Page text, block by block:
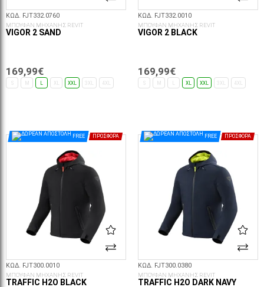
ΚΩΔ. FJT332.0760
ΜΠΟΥΦΑΝ ΜΗΧΑΝΗΣ REVIT
VIGOR 2 SAND
169,99€
S XL XXL 3XL 4XL
ΚΩΔ. FJT332.0010
ΜΠΟΥΦΑΝ ΜΗΧΑΝΗΣ REVIT
VIGOR 2 BLACK
169,99€
S XL XXL 3XL 4XL
FREE ΠΡΟΣΦΟΡΆ
ΚΩΔ. FJT300.0010
ΜΠΟΥΦΑΝ ΜΗΧΑΝΗΣ REVIT
TRAFFIC H2O BLACK
FREE ΠΡΟΣΦΟΡΆ
ΚΩΔ. FJT300.0380
ΜΠΟΥΦΑΝ ΜΗΧΑΝΗΣ REVIT
TRAFFIC H2O DARK NAVY